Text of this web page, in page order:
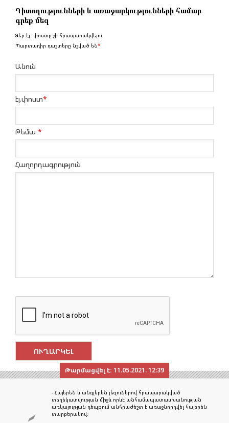
Դիտողությունների և առաջարկությունների համար
գրեք մեզ
Ձեր էլ. փոստը չի հրապարակվելու
Պարտադիր դաշտերը նշված են*
Անուն
էլ.փոստ*
Թեմա *
Հաղորդագրություն
Թարմացվել է: 11.05.2021. 12:39
- Հայերեն և անգլերեն լեզուներով հրապարակված
տեղեկատվության միջև որևէ անհամապատասխանության
առկայության դեպքում անհրաժեշտ է առաջնորդվել հայերեն
տարբերակով: